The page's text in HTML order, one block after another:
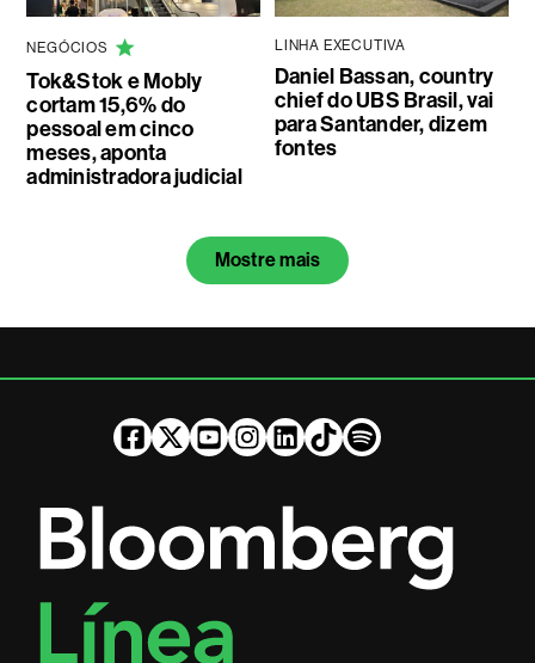
NEGÓCIOS
Tok&Stok e Mobly
cortam 15,6% do
pessoal em cinco
meses, aponta
administradora judicial
LINHA EXECUTIVA
Daniel Bassan, country
chief do UBS Brasil, vai
para Santander, dizem
fontes
Mostre mais